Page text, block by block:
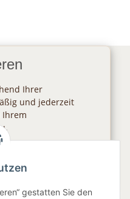
Ihrer
und jederzeit
gestatten Sie den